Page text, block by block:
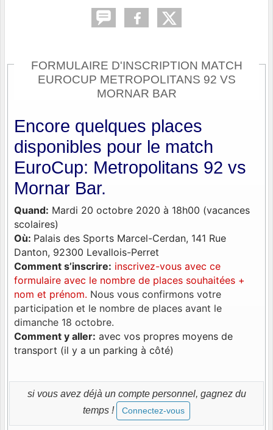
FORMULAIRE D'INSCRIPTION MATCH
EUROCUP METROPOLITANS 92 VS
MORNAR BAR
Encore quelques places
disponibles pour le match
EuroCup: Metropolitans 92 vs
Mornar Bar.
Quand: Mardi 20 octobre 2020 à 18h00 (vacances
scolaires)
Où: Palais des Sports Marcel-Cerdan, 141 Rue
Danton, 92300 Levallois-Perret
Comment s’inscrire: inscrivez-vous avec ce
formulaire avec le nombre de places souhaitées +
nom et prénom. Nous vous confirmons votre
participation et le nombre de places avant le
dimanche 18 octobre.
Comment y aller: avec vos propres moyens de
transport (il y a un parking à côté)
si vous avez déjà un compte personnel, gagnez du
temps !
Connectez-vous